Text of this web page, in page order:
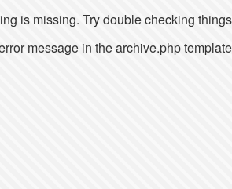
is missing. Try double checking things.
message in the archive.php template.